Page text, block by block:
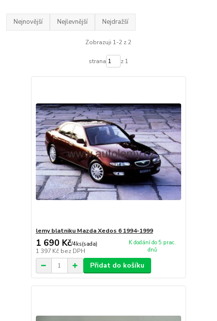
Nejnovější Nejlevnější Nejdražší
Zobrazuji 1-2 z 2
strana z 1
lemy blatniku Mazda Xedos 6 1994-1999
1 690 Kč/4ks(sada)
1 397 Kč bez DPH
K dodání do 5 prac.
dnů
Přidat do košíku